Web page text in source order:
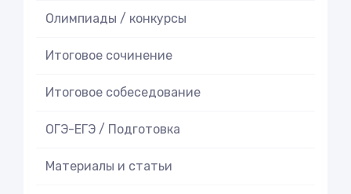
Олимпиады / конкурсы
Итоговое cочинение
Итоговое cобеседование
ОГЭ-ЕГЭ / Подготовка
Материалы и статьи